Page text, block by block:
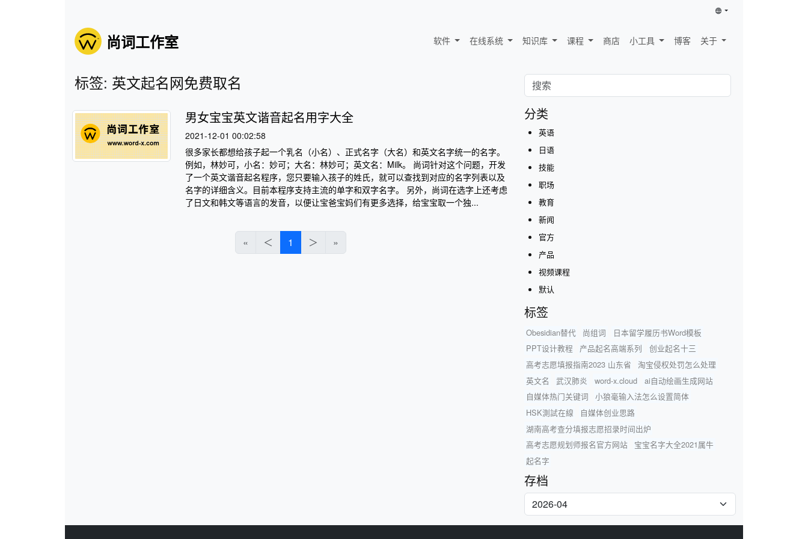
尚词工作室 软件 在线系统 知识库 课程 商店 小工具 博客 关于
标签: 英文起名网免费取名
男女宝宝英文谐音起名用字大全
2021-12-01 00:02:58
很多家长都想给孩子起一个乳名（小名）、正式名字（大名）和英文名字统一的名字。
例如，林妙可，小名：妙可；大名：林妙可；英文名：Milk。 尚词针对这个问题，开发
了一个英文谐音起名程序，您只要输入孩子的姓氏，就可以查找到对应的名字列表以及
名字的详细含义。目前本程序支持主流的单字和双字名字。 另外，尚词在选字上还考虑
了日文和韩文等语言的发音，以便让宝爸宝妈们有更多选择，给宝宝取一个独...
« ＜ 1 ＞ »
分类
英语
日语
技能
职场
教育
新闻
官方
产品
视频课程
默认
标签
Obesidian替代 尚组词
日本留学履历书Word模板
PPT设计教程
产品起名高端系列
创业起名十三
高考志愿填报指南2023 山东省
淘宝侵权处罚怎么处理
英文名
武汉肺炎 word-x.cloud
ai自动绘画生成网站
自媒体热门关键词
小狼毫输入法怎么设置简体
HSK測試在線
自媒体创业思路
湖南高考查分填报志愿招录时间出炉
高考志愿规划师报名官方网站
宝宝名字大全2021属牛
起名字
存档